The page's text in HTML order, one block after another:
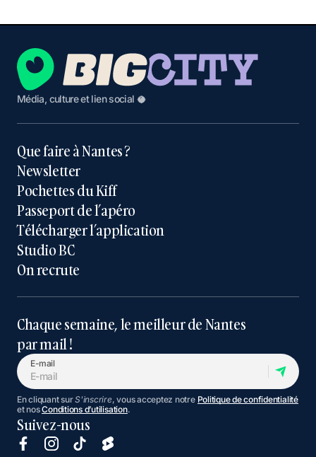
Média, culture et lien social 🥥
Que faire à Nantes ?
Newsletter
Pochettes du Kiff
Passeport de l’apéro
Télécharger l’application
Studio BC
On recrute
Chaque semaine, le meilleur de Nantes
par mail !
E-mail
En cliquant surS'inscrire, vous acceptez notre Politique de confidentialité
et nosConditions d’utilisation.
Suivez-nous